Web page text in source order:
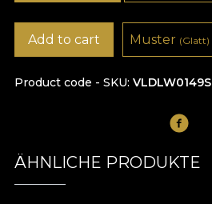
Product code - SKU VLDLW0149S
Add to cart Muster (Glatt)
ÄHNLICHE PRODUKTE